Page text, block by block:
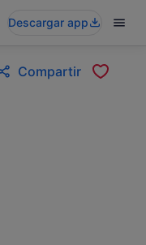
Descargar app
Compartir